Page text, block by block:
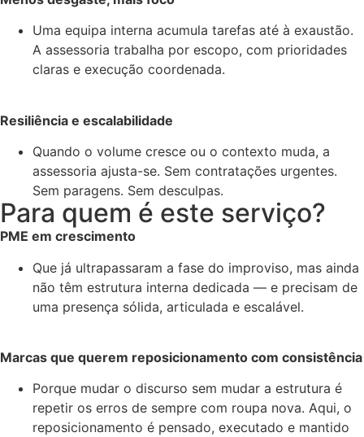
Uma equipa interna acumula tarefas até à exaustão.
A assessoria trabalha por escopo, com prioridades
claras e execução coordenada.
Resiliência e escalabilidade
Quando o volume cresce ou o contexto muda, a
assessoria ajusta-se. Sem contratações urgentes.
Sem paragens. Sem desculpas.
Para quem é este serviço?
PME em crescimento
Que já ultrapassaram a fase do improviso, mas ainda
não têm estrutura interna dedicada — e precisam de
uma presença sólida, articulada e escalável.
Marcas que querem reposicionamento com consistência
Porque mudar o discurso sem mudar a estrutura é
repetir os erros de sempre com roupa nova. Aqui, o
reposicionamento é pensado, executado e mantido